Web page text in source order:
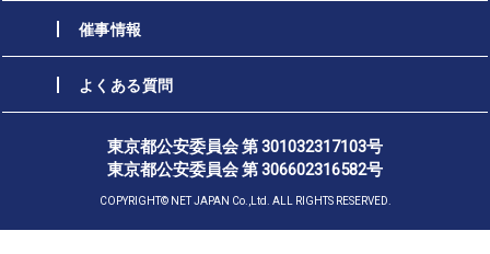
催事情報
よくある質問
東京都公安委員会 第 301032317103号
東京都公安委員会 第 306602316582号
COPYRIGHT© NET JAPAN Co.,Ltd. ALL RIGHTS RESERVED.